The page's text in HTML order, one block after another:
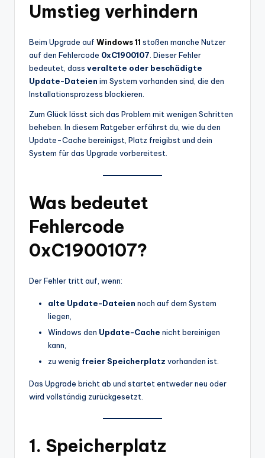
Umstieg verhindern
Beim Upgrade auf Windows 11 stoßen manche Nutzer
auf den Fehlercode 0xC1900107. Dieser Fehler
bedeutet, dass veraltete oder beschädigte
Update-Dateien im System vorhanden sind, die den
Installationsprozess blockieren.
Zum Glück lässt sich das Problem mit wenigen Schritten
beheben. In diesem Ratgeber erfährst du, wie du den
Update-Cache bereinigst, Platz freigibst und dein
System für das Upgrade vorbereitest.
Was bedeutet
Fehlercode
0xC1900107?
Der Fehler tritt auf, wenn:
alte Update-Dateien noch auf dem System
liegen,
Windows den Update-Cache nicht bereinigen
kann,
zu wenig freier Speicherplatz vorhanden ist.
Das Upgrade bricht ab und startet entweder neu oder
wird vollständig zurückgesetzt.
1. Speicherplatz